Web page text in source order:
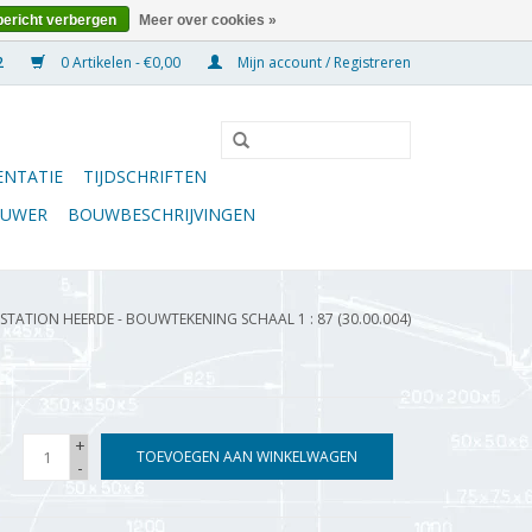
0 Artikelen - €0,00 Mijn account / Registreren
TIJDSCHRIFTEN
BOUWBESCHRIJVINGEN
HEERDE - BOUWTEKENING SCHAAL 1 : 87 (30.00.004)
+
-
TOEVOEGEN AAN WINKELWAGEN
verbergen Meer over cookies »